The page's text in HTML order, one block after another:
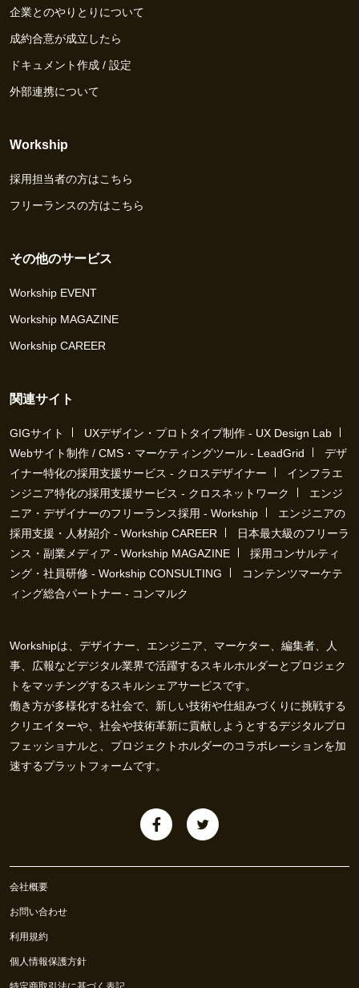
企業とのやりとりについて
成約合意が成立したら
ドキュメント作成 / 設定
外部連携について
Workship
採用担当者の方はこちら
フリーランスの方はこちら
その他のサービス
Workship EVENT
Workship MAGAZINE
Workship CAREER
関連サイト
GIGサイト
UXデザイン・プロトタイプ制作 - UX Design Lab
Webサイト制作 / CMS・マーケティングツール - LeadGrid
デザ
イナー特化の採用支援サービス - クロスデザイナー
インフラエ
ンジニア特化の採用支援サービス - クロスネットワーク
エンジ
ニア・デザイナーのフリーランス採用 - Workship
エンジニアの
採用支援・人材紹介 - Workship CAREER
日本最大級のフリーラ
ンス・副業メディア - Workship MAGAZINE
採用コンサルティ
ング・社員研修 - Workship CONSULTING
コンテンツマーケテ
ィング総合パートナー - コンマルク
Workshipは、デザイナー、エンジニア、マーケター、編集者、人
事、広報などデジタル業界で活躍するスキルホルダーとプロジェク
トをマッチングするスキルシェアサービスです。
働き方が多様化する社会で、新しい技術や仕組みづくりに挑戦する
クリエイターや、社会や技術革新に貢献しようとするデジタルプロ
フェッショナルと、プロジェクトホルダーのコラボレーションを加
速するプラットフォームです。
会社概要
お問い合わせ
利用規約
個人情報保護方針